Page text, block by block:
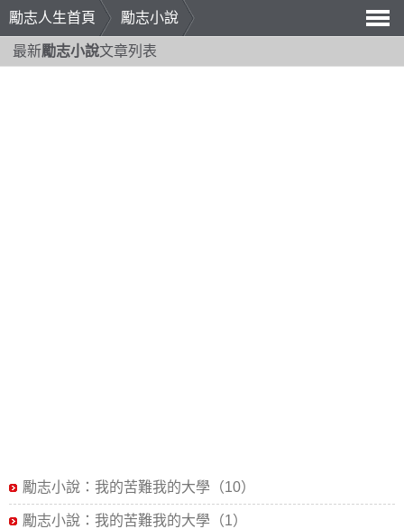
勵志人生首頁
勵志小說
導
最新勵志小說文章列表
勵志小說：我的苦難我的大學（10）
勵志小說：我的苦難我的大學（1）